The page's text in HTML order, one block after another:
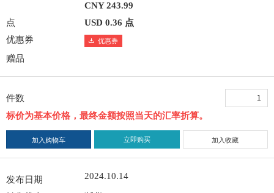
CNY 243.99
点
USD 0.36 点
优惠券
优惠券
赠品
件数
标价为基本价格，最终金额按照当天的汇率折算。
加入购物车 立即购买 加入收藏
发布日期 2024.10.14